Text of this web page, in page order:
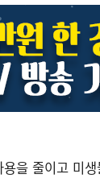
을 줄이고 미